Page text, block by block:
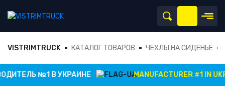
VISTRIMTRUCK КАТАЛОГ ТОВАРОВ ЧЕХЛЫ НА СИДЕНЬЕ
№1 В УКРАИНЕ MANUFACTURER #1 IN